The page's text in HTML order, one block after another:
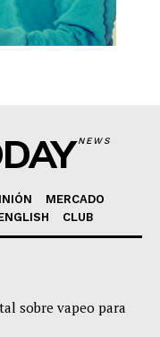
NEWS
MERCADO
CLUB
sobre vapeo para